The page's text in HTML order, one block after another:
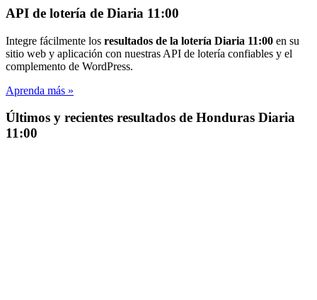
API de lotería de Diaria 11:00
Integre fácilmente los resultados de la lotería Diaria 11:00 en su
sitio web y aplicación con nuestras API de lotería confiables y el
complemento de WordPress.
Aprenda más »
Últimos y recientes resultados de Honduras Diaria
11:00